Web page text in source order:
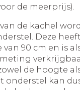
de meerprijs).
de kachel
Deze
90 cm en is
de hoogte
onderstel kan